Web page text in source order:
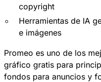
copyright
Herramientas de IA
e imágenes
Promeo es uno de los
gráfico gratis para
fondos para anuncios y